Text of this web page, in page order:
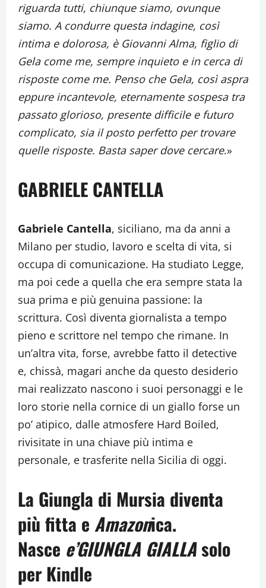
riguarda tutti, chiunque siamo, ovunque
siamo. A condurre questa indagine, così
intima e dolorosa, è Giovanni Alma, figlio di
Gela come me, sempre inquieto e in cerca di
risposte come me. Penso che Gela, così aspra
eppure incantevole, eternamente sospesa tra
passato glorioso, presente difficile e futuro
complicato, sia il posto perfetto per trovare
quelle risposte. Basta saper dove cercare.»
GABRIELE CANTELLA
Gabriele Cantella, siciliano, ma da anni a
Milano per studio, lavoro e scelta di vita, si
occupa di comunicazione. Ha studiato Legge,
ma poi cede a quella che era sempre stata la
sua prima e più genuina passione: la
scrittura. Così diventa giornalista a tempo
pieno e scrittore nel tempo che rimane. In
un’altra vita, forse, avrebbe fatto il detective
e, chissà, magari anche da questo desiderio
mai realizzato nascono i suoi personaggi e le
loro storie nella cornice di un giallo forse un
po’ atipico, dalle atmosfere Hard Boiled,
rivisitate in una chiave più intima e
personale, e trasferite nella Sicilia di oggi.
La Giungla di Mursia diventa
più fitta e Amazonica.
Nasce e’GIUNGLA GIALLAsolo
per Kindle